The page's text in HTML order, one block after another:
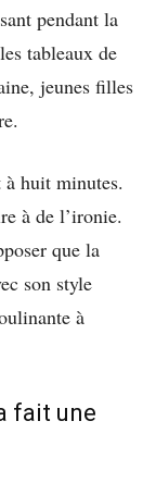
pendant la
tableaux de
jeunes filles
huit minutes.
à de l’ironie.
que la
son style
à
fait une